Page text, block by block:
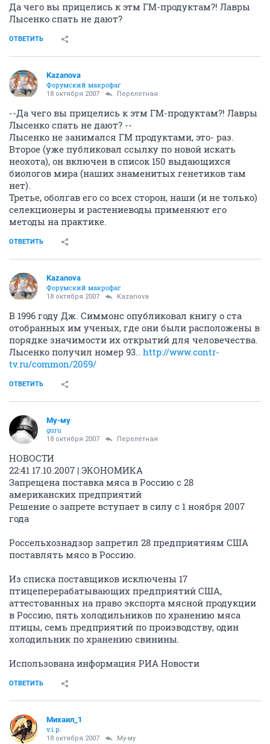
Да чего вы прицелись к этм ГМ-продуктам?! Лавры
Лысенко спать не дают?
ОТВЕТИТЬ
Kazanova
Форумский макрофаг
18 октября 2007 Перелетная
--Да чего вы прицелись к этм ГМ-продуктам?! Лавры
Лысенко спать не дают? --
Лысенко не занимался ГМ продуктами, это- раз.
Второе (уже публиковал ссылку по новой искать
неохота), он включен в список 150 выдающихся
биологов мира (наших знаменитых генетиков там
нет).
Третье, оболгав его со всех сторон, наши (и не только)
селекционеры и растениеводы применяют его
методы на практике.
ОТВЕТИТЬ
Kazanova
Форумский макрофаг
18 октября 2007 Kazanova
В 1996 году Дж. Симмонс опубликовал книгу о ста
отобранных им ученых, где они были расположены в
порядке значимости их открытий для человечества.
Лысенко получил номер 93.. http://www.contr-
tv.ru/common/2059/
ОТВЕТИТЬ
Му-му
guru
18 октября 2007 Перелетная
НОВОСТИ
22:41 17.10.2007 | ЭКОНОМИКА
Запрещена поставка мяса в Россию с 28
американских предприятий
Решение о запрете вступает в силу с 1 ноября 2007
года
Россельхознадзор запретил 28 предприятиям США
поставлять мясо в Россию.
Из списка поставщиков исключены 17
птицеперерабатывающих предприятий США,
аттестованных на право экспорта мясной продукции
в Россию, пять холодильников по хранению мяса
птицы, семь предприятий по производству, один
холодильник по хранению свинины.
Использована информация РИА Новости
ОТВЕТИТЬ
Михаил_1
v.i.p.
18 октября 2007 Му-му